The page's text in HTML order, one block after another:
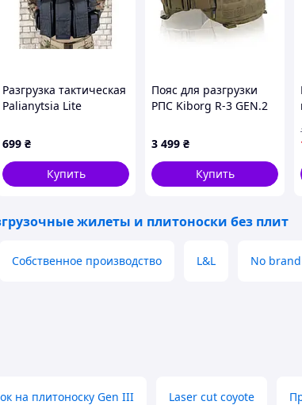
Разгрузка тактическая
Palianytsia Lite
черная
699 ₴
Купить
Пояс для разгрузки
РПС Kiborg R-3 GEN.2
3 499 ₴
Купить
жилеты и плитоноски без плит
Собственное производство L&L No brand
на плитоноску Gen III Laser cut coyote